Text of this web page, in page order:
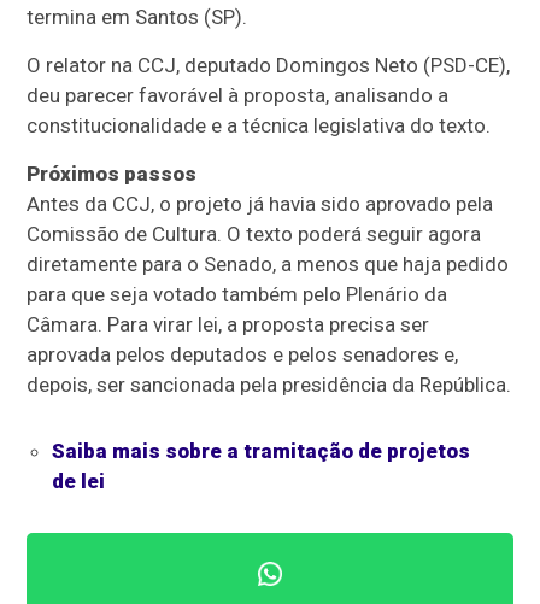
termina em Santos (SP).
O relator na CCJ, deputado Domingos Neto (PSD-CE),
deu parecer favorável à proposta, analisando a
constitucionalidade e a técnica legislativa do texto.
Próximos passos
Antes da CCJ, o projeto já havia sido aprovado pela
Comissão de Cultura. O texto poderá seguir agora
diretamente para o Senado, a menos que haja pedido
para que seja votado também pelo Plenário da
Câmara. Para virar lei, a proposta precisa ser
aprovada pelos deputados e pelos senadores e,
depois, ser sancionada pela presidência da República.
Saiba mais sobre a tramitação de projetos
de lei